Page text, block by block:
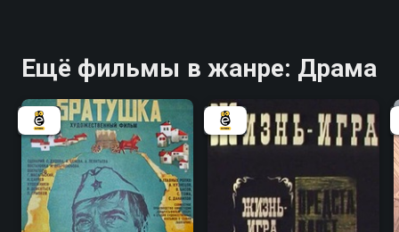
Ещё фильмы в жанре: Драма